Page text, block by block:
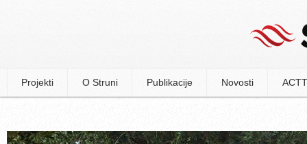
Projekti O Struni Publikacije Novosti